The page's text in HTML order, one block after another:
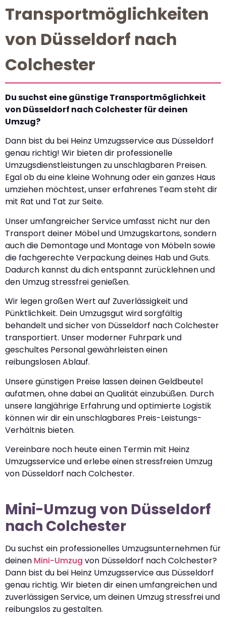
Transportmöglichkeiten
von Düsseldorf nach
Colchester
Du suchst eine günstige Transportmöglichkeit
von Düsseldorf nach Colchester für deinen
Umzug?
Dann bist du bei Heinz Umzugsservice aus Düsseldorf
genau richtig! Wir bieten dir professionelle
Umzugsdienstleistungen zu unschlagbaren Preisen.
Egal ob du eine kleine Wohnung oder ein ganzes Haus
umziehen möchtest, unser erfahrenes Team steht dir
mit Rat und Tat zur Seite.
Unser umfangreicher Service umfasst nicht nur den
Transport deiner Möbel und Umzugskartons, sondern
auch die Demontage und Montage von Möbeln sowie
die fachgerechte Verpackung deines Hab und Guts.
Dadurch kannst du dich entspannt zurücklehnen und
den Umzug stressfrei genießen.
Wir legen großen Wert auf Zuverlässigkeit und
Pünktlichkeit. Dein Umzugsgut wird sorgfältig
behandelt und sicher von Düsseldorf nach Colchester
transportiert. Unser moderner Fuhrpark und
geschultes Personal gewährleisten einen
reibungslosen Ablauf.
Unsere günstigen Preise lassen deinen Geldbeutel
aufatmen, ohne dabei an Qualität einzubüßen. Durch
unsere langjährige Erfahrung und optimierte Logistik
können wir dir ein unschlagbares Preis-Leistungs-
Verhältnis bieten.
Vereinbare noch heute einen Termin mit Heinz
Umzugsservice und erlebe einen stressfreien Umzug
von Düsseldorf nach Colchester.
Mini-Umzug von Düsseldorf
nach Colchester
Du suchst ein professionelles Umzugsunternehmen für
deinen Mini-Umzug von Düsseldorf nach Colchester?
Dann bist du bei Heinz Umzugsservice aus Düsseldorf
genau richtig. Wir bieten dir einen umfangreichen und
zuverlässigen Service, um deinen Umzug stressfrei und
reibungslos zu gestalten.